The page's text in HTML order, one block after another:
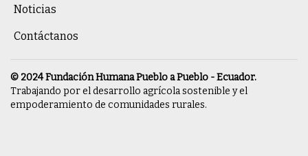
Noticias
Contáctanos
© 2024 Fundación Humana Pueblo a Pueblo - Ecuador.
Trabajando por el desarrollo agrícola sostenible y el
empoderamiento de comunidades rurales.